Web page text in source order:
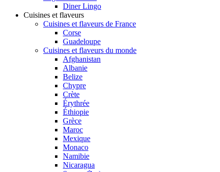
Diner Lingo
Cuisines et flaveurs
Cuisines et flaveurs de France
Corse
Guadeloupe
Cuisines et flaveurs du monde
Afghanistan
Albanie
Belize
Chypre
Crète
Érythrée
Éthiopie
Grèce
Maroc
Mexique
Monaco
Namibie
Nicaragua